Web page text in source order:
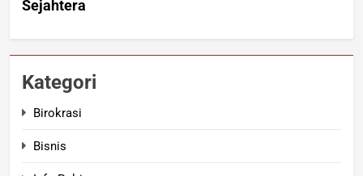
Kategori
Birokrasi
Bisnis